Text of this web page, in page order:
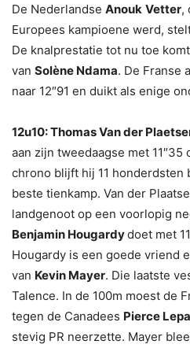
De Nederlandse Anouk Vetter,
Europees kampioene werd,
De knalprestatie tot nu toe
van Solène Ndama. De Franse
naar 12″91 en duikt als enige
12u10: Thomas Van der
aan zijn tweedaagse met 11″35
chrono blijft hij 11
beste tienkamp. Van der
landgenoot op een voorlopig
Benjamin Hougardydoet met
Hougardy is een goede vriend
van Kevin Mayer. Die laatste
Talence. In de 100m moest de
tegen de Canadees Pierce
stevig PR neerzette. Mayer